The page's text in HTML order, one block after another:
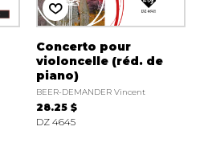
Concerto pour
violoncelle (réd. de
piano)
BEER-DEMANDER Vincent
28.25 $
DZ 4645